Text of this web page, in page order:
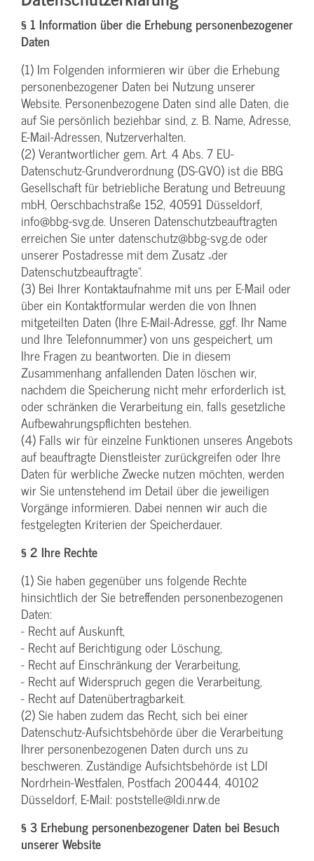
§ 1 Information über die Erhebung personenbezogener
Daten
(1) Im Folgenden informieren wir über die Erhebung
personenbezogener Daten bei Nutzung unserer
Website. Personenbezogene Daten sind alle Daten, die
auf Sie persönlich beziehbar sind, z. B. Name, Adresse,
E-Mail-Adressen, Nutzerverhalten.
(2) Verantwortlicher gem. Art. 4 Abs. 7 EU-
Datenschutz-Grundverordnung (DS-GVO) ist die BBG
Gesellschaft für betriebliche Beratung und Betreuung
mbH, Oerschbachstraße 152, 40591 Düsseldorf,
info@bbg-svg.de. Unseren Datenschutzbeauftragten
erreichen Sie unter datenschutz@bbg-svg.de oder
unserer Postadresse mit dem Zusatz „der
Datenschutzbeauftragte“.
(3) Bei Ihrer Kontaktaufnahme mit uns per E-Mail oder
über ein Kontaktformular werden die von Ihnen
mitgeteilten Daten (Ihre E-Mail-Adresse, ggf. Ihr Name
und Ihre Telefonnummer) von uns gespeichert, um
Ihre Fragen zu beantworten. Die in diesem
Zusammenhang anfallenden Daten löschen wir,
nachdem die Speicherung nicht mehr erforderlich ist,
oder schränken die Verarbeitung ein, falls gesetzliche
Aufbewahrungspflichten bestehen.
(4) Falls wir für einzelne Funktionen unseres Angebots
auf beauftragte Dienstleister zurückgreifen oder Ihre
Daten für werbliche Zwecke nutzen möchten, werden
wir Sie untenstehend im Detail über die jeweiligen
Vorgänge informieren. Dabei nennen wir auch die
festgelegten Kriterien der Speicherdauer.
§ 2 Ihre Rechte
(1) Sie haben gegenüber uns folgende Rechte
hinsichtlich der Sie betreffenden personenbezogenen
Daten:
- Recht auf Auskunft,
- Recht auf Berichtigung oder Löschung,
- Recht auf Einschränkung der Verarbeitung,
- Recht auf Widerspruch gegen die Verarbeitung,
- Recht auf Datenübertragbarkeit.
(2) Sie haben zudem das Recht, sich bei einer
Datenschutz-Aufsichtsbehörde über die Verarbeitung
Ihrer personenbezogenen Daten durch uns zu
beschweren. Zuständige Aufsichtsbehörde ist LDI
Nordrhein-Westfalen, Postfach 200444, 40102
Düsseldorf, E-Mail: poststelle@ldi.nrw.de
§ 3 Erhebung personenbezogener Daten bei Besuch
unserer Website